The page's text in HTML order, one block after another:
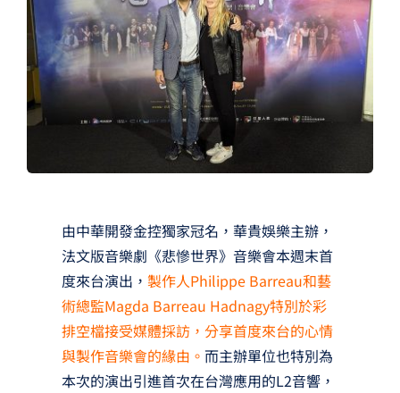
夢想購物
由中華開發金控獨家冠名，華貴娛樂主辦，
法文版音樂劇《悲慘世界》音樂會本週末首
度來台演出， 製作人Philippe Barreau和藝
術總監Magda Barreau Hadnagy特別於彩
排空檔接受媒體採訪，分享首度來台的心情
與製作音樂會的緣由。 而主辦單位也特別為
本次的演出引進首次在台灣應用的L2音響，